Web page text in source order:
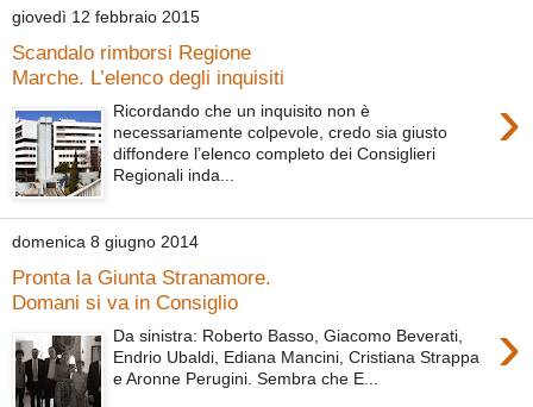
giovedì 12 febbraio 2015
Scandalo rimborsi Regione
Marche. L’elenco degli inquisiti
›
Ricordando che un inquisito non è
necessariamente colpevole, credo sia giusto
diffondere l’elenco completo dei Consiglieri
Regionali inda...
domenica 8 giugno 2014
Pronta la Giunta Stranamore.
Domani si va in Consiglio
›
Da sinistra: Roberto Basso, Giacomo Beverati,
Endrio Ubaldi, Ediana Mancini, Cristiana Strappa
e Aronne Perugini. Sembra che E...